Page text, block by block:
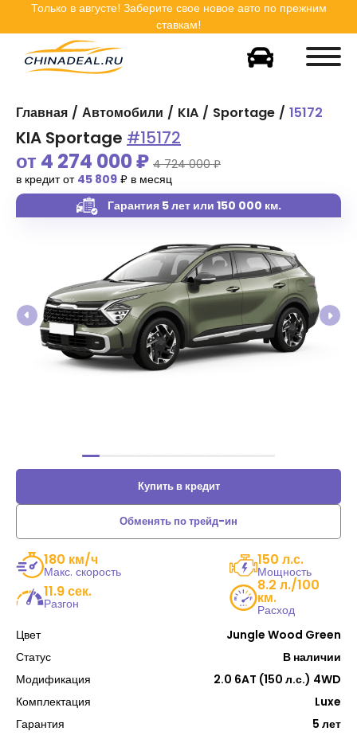
Только в августе! Заберите свое новое авто по прежним
ставкам!
Главная Автомобили KIA Sportage 15172
Купить в кредит
Обменять по трейд-ин
180 км/ч
Макс. скорость
150 л.с.
Мощность
11.9 сек.
Разгон
8.2 л./100
км.
Расход
Цвет
Jungle Wood Green
Статус
В наличии
Модификация
2.0 6AT (150 л.с.) 4WD
Комплектация
Luxe
Гарантия
5 лет
Гарантия 5 лет или 150 000 км.
от 4 274 000₽ 4 724 000 ₽
в кредит от 45 809 ₽ в месяц
KIA Sportage #15172